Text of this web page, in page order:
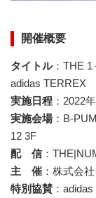
開催概要
タイトル：THE 1
adidas TERREX
実施日程 ：2022
実施会場：B-
12 3F
配 信：
主 催 ：株式会
特別協賛 ：